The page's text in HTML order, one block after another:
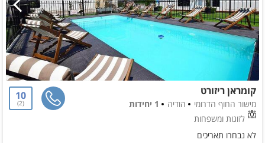
קומראן ריזורט
מישור החוף הדרומי הודיה
1 יחידות
לזוגות ומשפחות
10
2
לא נבחרו תאריכים